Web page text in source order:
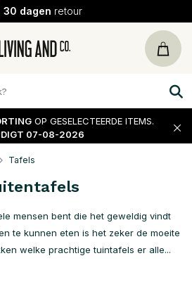
30 dagen retour
OP GESELECTEERDE ITEMS.
07-08-2026
Tafels
mensen bent die het geweldig vindt
te kunnen eten is het zeker de moeite
welke prachtige tuintafels er alle...